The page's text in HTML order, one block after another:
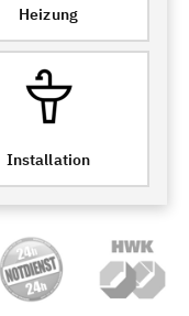
Heizung
Installation